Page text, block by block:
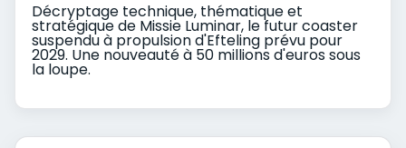
Décryptage technique, thématique et
stratégique de Missie Luminar, le futur coaster
suspendu à propulsion d'Efteling prévu pour
2029. Une nouveauté à 50 millions d'euros sous
la loupe.